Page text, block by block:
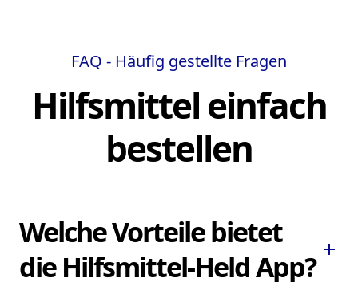
FAQ - Häufig gestellte Fragen
Hilfsmittel einfach
bestellen
Welche Vorteile bietet
die Hilfsmittel-Held App? add